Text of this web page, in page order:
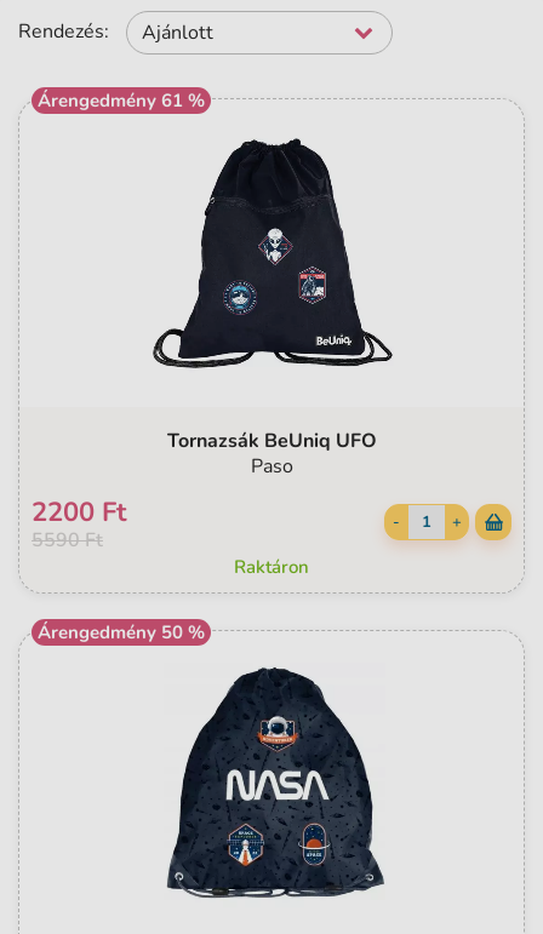
Rendezés: Ajánlott
Árengedmény 61 %
Tornazsák BeUniq UFO
Paso
5590 Ft
2200 Ft - +
Raktáron
Árengedmény 50 %